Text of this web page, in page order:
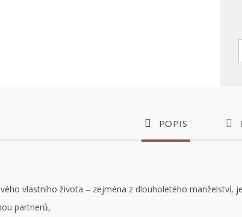
POPIS
vlastního života – zejména z dlouholetého manželství,
partnerů,